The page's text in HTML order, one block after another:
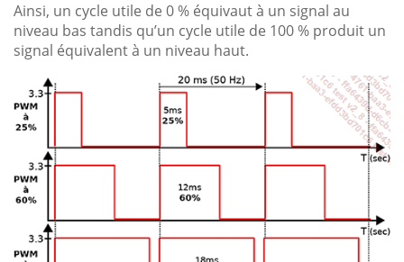
Ainsi, un cycle utile de 0 % équivaut à un signal au
niveau bas tandis qu’un cycle utile de 100 % produit un
signal équivalent à un niveau haut.